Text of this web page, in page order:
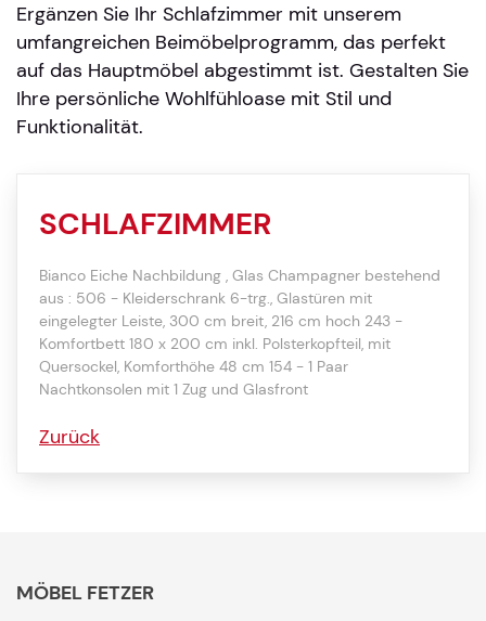
Ergänzen Sie Ihr Schlafzimmer mit unserem
umfangreichen Beimöbelprogramm, das perfekt
auf das Hauptmöbel abgestimmt ist. Gestalten Sie
Ihre persönliche Wohlfühloase mit Stil und
Funktionalität.
SCHLAFZIMMER
Bianco Eiche Nachbildung , Glas Champagner bestehend
aus : 506 - Kleiderschrank 6-trg., Glastüren mit
eingelegter Leiste, 300 cm breit, 216 cm hoch 243 -
Komfortbett 180 x 200 cm inkl. Polsterkopfteil, mit
Quersockel, Komforthöhe 48 cm 154 - 1 Paar
Nachtkonsolen mit 1 Zug und Glasfront
Zurück
MÖBEL FETZER